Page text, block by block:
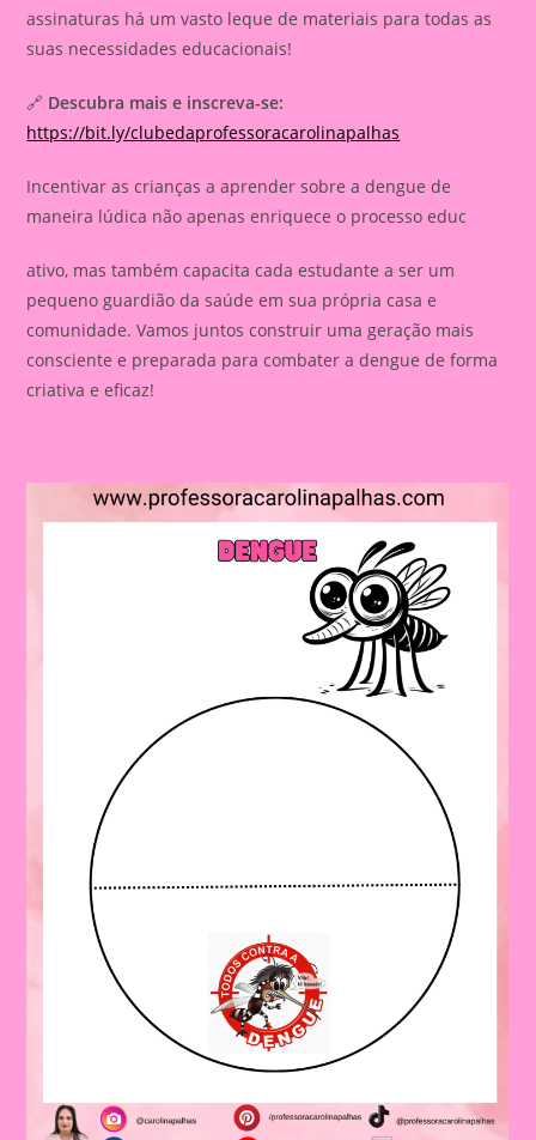
assinaturas há um vasto leque de materiais para todas as
suas necessidades educacionais!
🔗 Descubra mais e inscreva-se:
https://bit.ly/clubedaprofessoracarolinapalhas
Incentivar as crianças a aprender sobre a dengue de
maneira lúdica não apenas enriquece o processo educ
ativo, mas também capacita cada estudante a ser um
pequeno guardião da saúde em sua própria casa e
comunidade. Vamos juntos construir uma geração mais
consciente e preparada para combater a dengue de forma
criativa e eficaz!